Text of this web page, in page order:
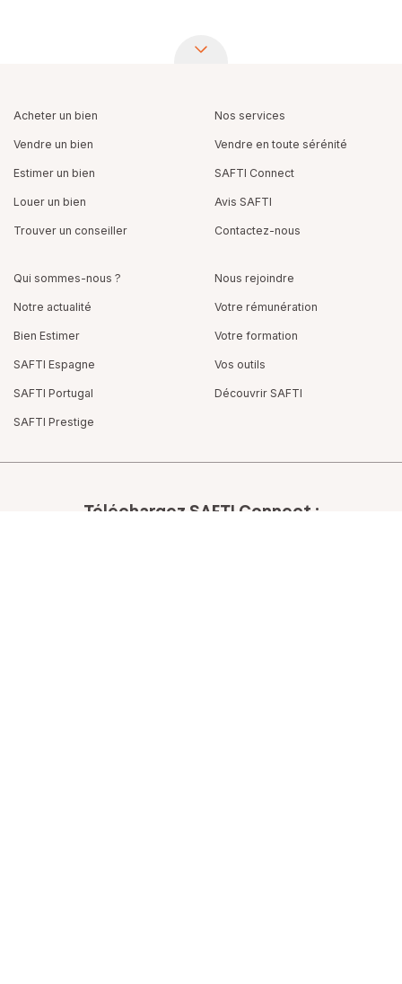
Acheter un bien
Vendre un bien
Estimer un bien
Louer un bien
Trouver un conseiller
Nos services
Vendre en toute sérénité
SAFTI Connect
Avis SAFTI
Contactez-nous
Qui sommes-nous ?
Notre actualité
Bien Estimer
SAFTI Espagne
SAFTI Portugal
SAFTI Prestige
Nous rejoindre
Votre rémunération
Votre formation
Vos outils
Découvrir SAFTI
Téléchargez SAFTI Connect :